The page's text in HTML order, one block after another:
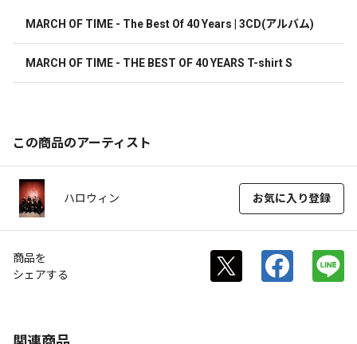
MARCH OF TIME - The Best Of 40 Years | 3CD(アルバム)
MARCH OF TIME - THE BEST OF 40 YEARS T-shirt S
この商品のアーティスト
ハロウィン お気に入り登録
商品を
シェアする